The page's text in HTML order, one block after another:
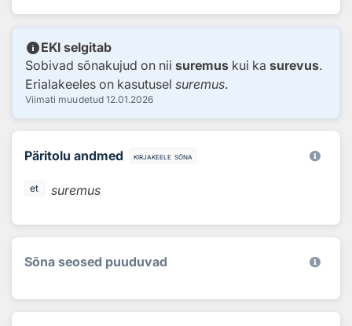
infoEKI selgitab
Sobivad sõnakujud on nii suremus kui ka surevus.
Erialakeeles on kasutusel suremus.
Viimati muudetud 12.01.2026
Päritolu andmed kirjakeele sõna
et suremus
Sõna seosed puuduvad